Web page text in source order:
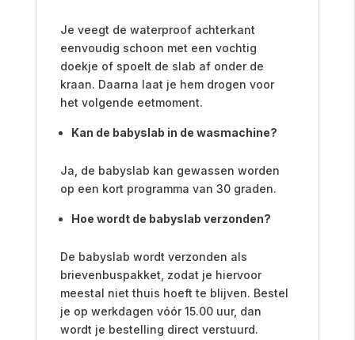
Je veegt de waterproof achterkant
eenvoudig schoon met een vochtig
doekje of spoelt de slab af onder de
kraan. Daarna laat je hem drogen voor
het volgende eetmoment.
Kan de babyslab in de wasmachine?
Ja, de babyslab kan gewassen worden
op een kort programma van 30 graden.
Hoe wordt de babyslab verzonden?
De babyslab wordt verzonden als
brievenbuspakket, zodat je hiervoor
meestal niet thuis hoeft te blijven. Bestel
je op werkdagen vóór 15.00 uur, dan
wordt je bestelling direct verstuurd.